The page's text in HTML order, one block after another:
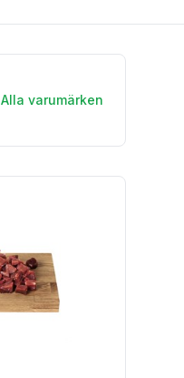
Alla varumärken